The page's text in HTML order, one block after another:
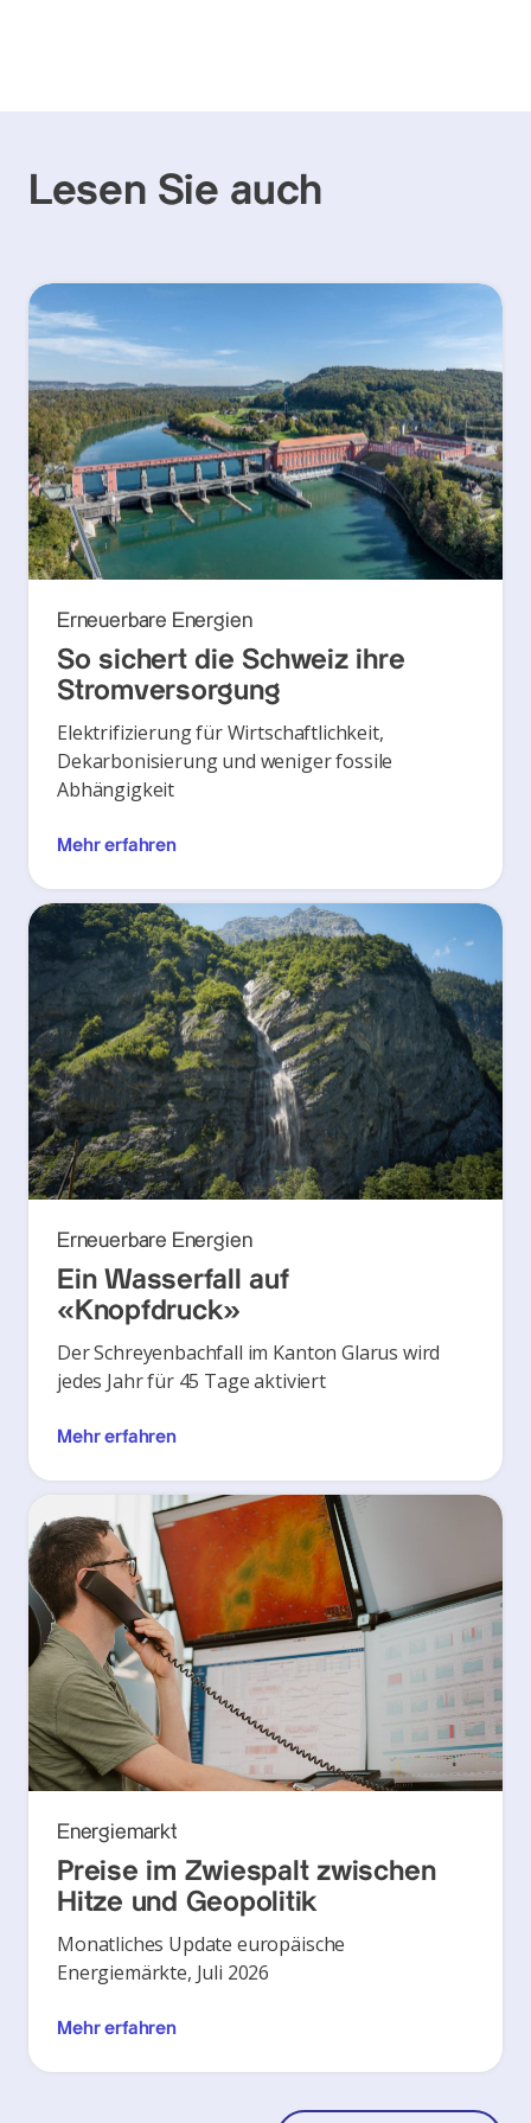
Lesen Sie auch
Erneuerbare Energien
So sichert die Schweiz ihre
Stromversorgung
Elektrifizierung für Wirtschaftlichkeit,
Dekarbonisierung und weniger fossile
Abhängigkeit
Mehr erfahren
Erneuerbare Energien
Ein Wasserfall auf
«Knopfdruck»
Der Schreyenbachfall im Kanton Glarus wird
jedes Jahr für 45 Tage aktiviert
Mehr erfahren
Energiemarkt
Preise im Zwiespalt zwischen
Hitze und Geopolitik
Monatliches Update europäische
Energiemärkte, Juli 2026
Mehr erfahren